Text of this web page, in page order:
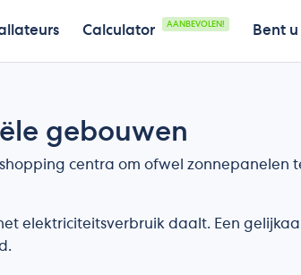
Calculator AANBEVOLEN! Bent
gebouwen
centra om ofwel zonnepanelen
elektriciteitsverbruik daalt. Een